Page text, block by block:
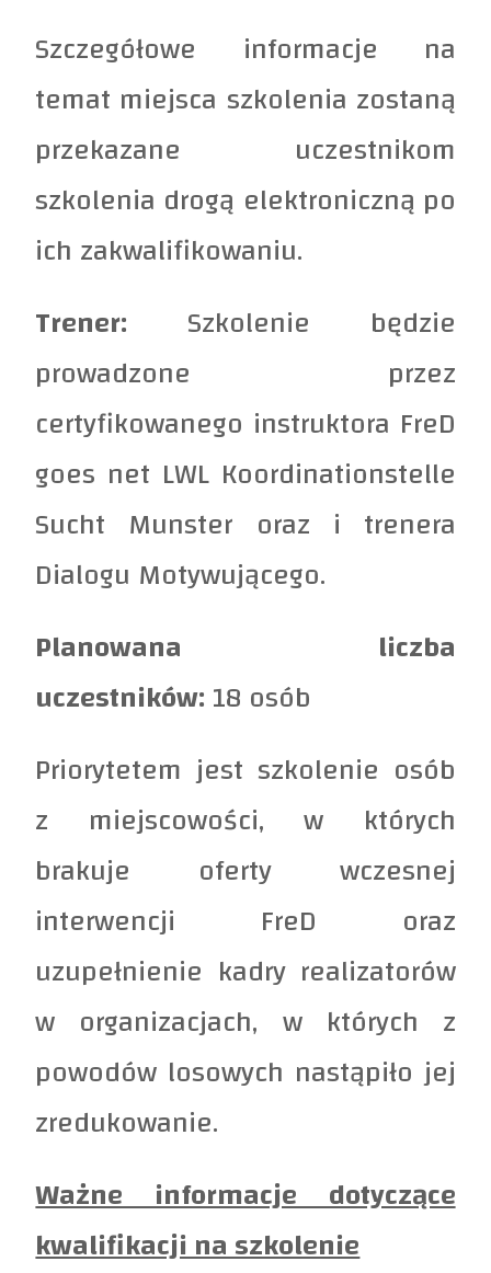
Szczegółowe informacje na
temat miejsca szkolenia zostaną
przekazane uczestnikom
szkolenia drogą elektroniczną po
ich zakwalifikowaniu.
Trener: Szkolenie będzie
prowadzone przez
certyfikowanego instruktora FreD
goes net LWL Koordinationstelle
Sucht Munster oraz i trenera
Dialogu Motywującego.
Planowana liczba
uczestników:18 osób
Priorytetem jest szkolenie osób
z miejscowości, w których
brakuje oferty wczesnej
interwencji FreD oraz
uzupełnienie kadry realizatorów
w organizacjach, w których z
powodów losowych nastąpiło jej
zredukowanie.
Ważne informacje dotyczące
kwalifikacji na szkolenie